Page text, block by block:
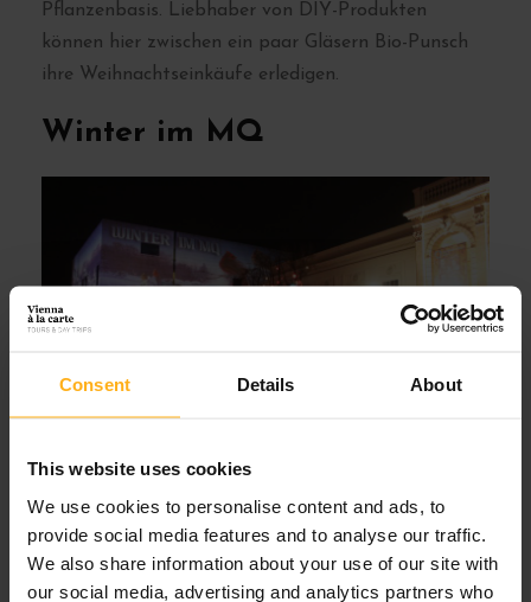
Consent Details About
This website uses cookies
We use cookies to personalise content and ads, to
provide social media features and to analyse our traffic.
We also share information about your use of our site with
our social media, advertising and analytics partners who
Pflanzenbasis. Liebhaber von DIY-Produkten
können hier zwischen ein paar Gläsern Bio-Punsch
ihre Weihnachtseinkäufe erledigen.
Winter im MQ
Geöffnet 7. Nov. – 23. Dez.
MO–FR: 16:00–23:00 Uhr
SA, SO & Feiertage: 13:00–23:00 Uhr